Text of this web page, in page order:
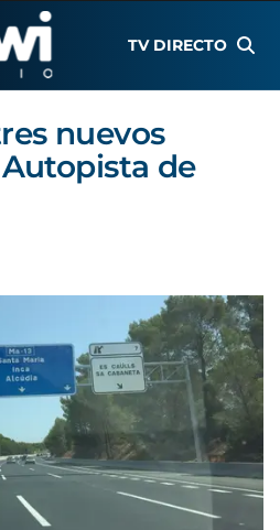
TV DIRECTO
nuevos
de